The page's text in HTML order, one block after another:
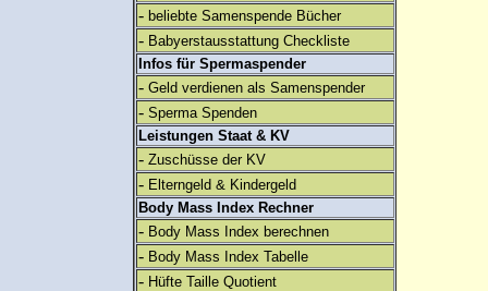
- beliebte Samenspende Bücher
- Babyerstausstattung Checkliste
Infos für Spermaspender
- Geld verdienen als Samenspender
- Sperma Spenden
Leistungen Staat & KV
- Zuschüsse der KV
- Elterngeld & Kindergeld
Body Mass Index Rechner
- Body Mass Index berechnen
- Body Mass Index Tabelle
- Hüfte Taille Quotient